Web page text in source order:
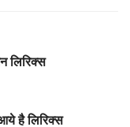
लिरिक्स
है लिरिक्स